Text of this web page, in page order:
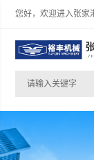
您好，欢迎进入张家